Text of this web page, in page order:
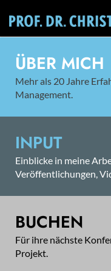
ÜBER MICH
Mehr als 20 Jahre
Management.
INPUT
Einblicke in meine
Veröffentlichungen,
BUCHEN
Für ihre nächste
Projekt.